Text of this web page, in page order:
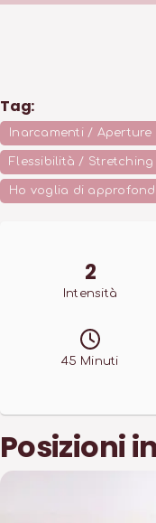
Tag:
Inarcamenti / Aperture
Flessibilità / Stretching
Ho voglia di
2
Intensità
45 Minuti
Posizioni